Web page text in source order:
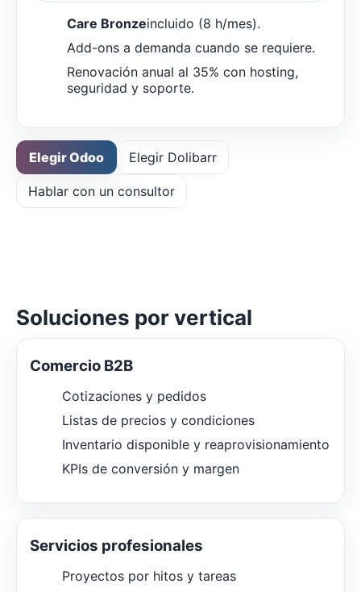
Care Bronzeincluido (8 h/mes).
Add-ons a demanda cuando se requiere.
Renovación anual al 35% con hosting,
seguridad y soporte.
Elegir Odoo Elegir Dolibarr
Hablar con un consultor
Soluciones por vertical
Comercio B2B
Cotizaciones y pedidos
Listas de precios y condiciones
Inventario disponible y reaprovisionamiento
KPIs de conversión y margen
Servicios profesionales
Proyectos por hitos y tareas